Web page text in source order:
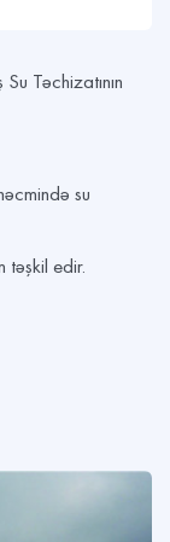
Təchizatının
su
təşkil edir.